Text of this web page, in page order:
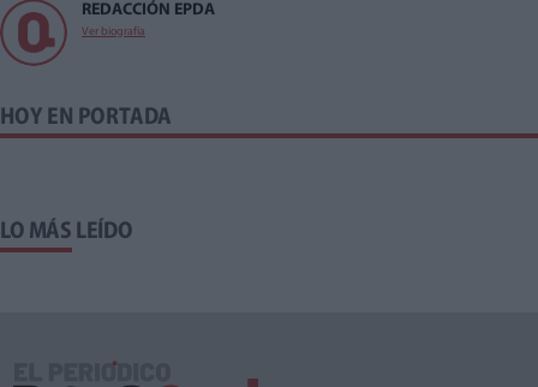
REDACCIÓN EPDA
Ver biografía
HOY EN PORTADA
LO MÁS LEÍDO